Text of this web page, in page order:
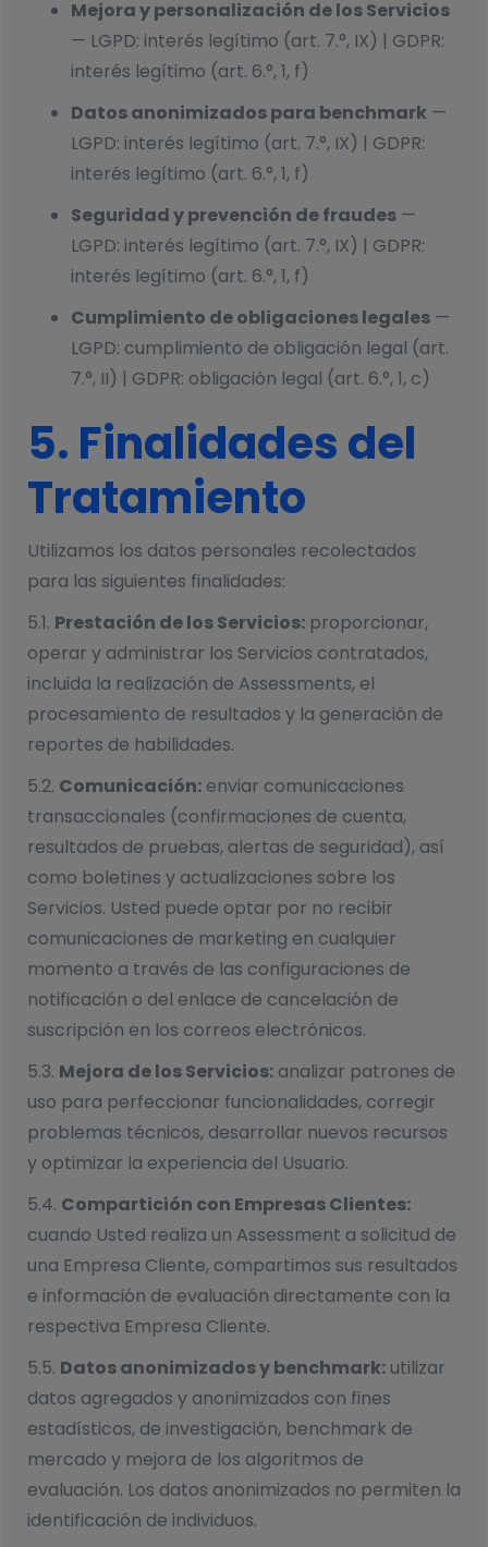
Mejora y personalización de los Servicios
— LGPD: interés legítimo (art. 7.°, IX) | GDPR:
interés legítimo (art. 6.°, 1, f)
Datos anonimizados para benchmark —
LGPD: interés legítimo (art. 7.°, IX) | GDPR:
interés legítimo (art. 6.°, 1, f)
Seguridad y prevención de fraudes —
LGPD: interés legítimo (art. 7.°, IX) | GDPR:
interés legítimo (art. 6.°, 1, f)
Cumplimiento de obligaciones legales —
LGPD: cumplimiento de obligación legal (art.
7.°, II) | GDPR: obligación legal (art. 6.°, 1, c)
5. Finalidades del
Tratamiento
Utilizamos los datos personales recolectados
para las siguientes finalidades:
5.1. Prestación de los Servicios: proporcionar,
operar y administrar los Servicios contratados,
incluida la realización de Assessments, el
procesamiento de resultados y la generación de
reportes de habilidades.
5.2. Comunicación: enviar comunicaciones
transaccionales (confirmaciones de cuenta,
resultados de pruebas, alertas de seguridad), así
como boletines y actualizaciones sobre los
Servicios. Usted puede optar por no recibir
comunicaciones de marketing en cualquier
momento a través de las configuraciones de
notificación o del enlace de cancelación de
suscripción en los correos electrónicos.
5.3. Mejora de los Servicios: analizar patrones de
uso para perfeccionar funcionalidades, corregir
problemas técnicos, desarrollar nuevos recursos
y optimizar la experiencia del Usuario.
5.4. Compartición con Empresas Clientes:
cuando Usted realiza un Assessment a solicitud de
una Empresa Cliente, compartimos sus resultados
e información de evaluación directamente con la
respectiva Empresa Cliente.
5.5. Datos anonimizados y benchmark: utilizar
datos agregados y anonimizados con fines
estadísticos, de investigación, benchmark de
mercado y mejora de los algoritmos de
evaluación. Los datos anonimizados no permiten la
identificación de individuos.